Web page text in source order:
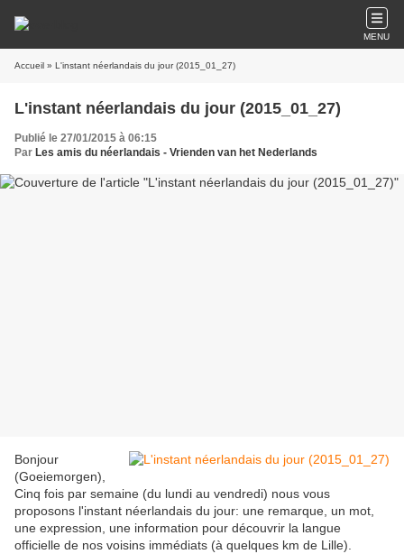
MENU
Accueil » L'instant néerlandais du jour (2015_01_27)
L'instant néerlandais du jour (2015_01_27)
Publié le 27/01/2015 à 06:15
Par Les amis du néerlandais - Vrienden van het Nederlands
Bonjour
(Goeiemorgen),
Cinq fois par semaine (du lundi au vendredi) nous vous
proposons l'instant néerlandais du jour: une remarque, un mot,
une expression, une information pour découvrir la langue
officielle de nos voisins immédiats (à quelques km de Lille).